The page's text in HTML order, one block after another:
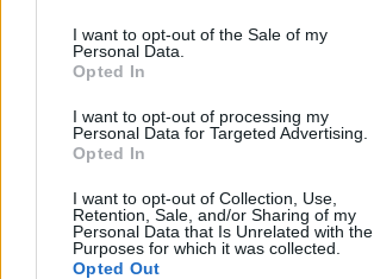
I want to opt-out of the Sale of my
Personal Data.
Opted In
I want to opt-out of processing my
Personal Data for Targeted Advertising.
Opted In
I want to opt-out of Collection, Use,
Retention, Sale, and/or Sharing of my
Personal Data that Is Unrelated with the
Purposes for which it was collected.
Opted Out
ΡΟΗ ΕΙΔΗΣΕΩΝ